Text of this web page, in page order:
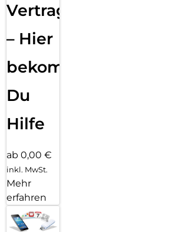
Vertragsabwicklung
– Hier
bekommst
Du
Hilfe
ab 0,00 €
inkl. MwSt.
Mehr
erfahren